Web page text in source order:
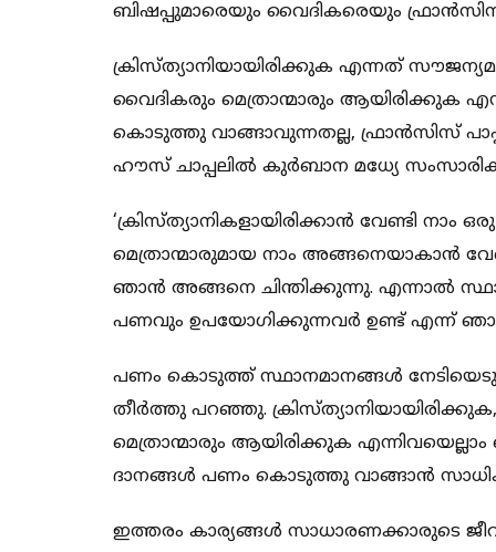
ബിഷപ്പുമാരെയും വൈദികരെയും ഫ്രാന്‍സിസ്
ക്രിസ്ത്യാനിയായിരിക്കുക എന്നത്
വൈദികരും മെത്രാന്മാരും ആയിരിക്കുക
കൊടുത്തു വാങ്ങാവുന്നതല്ല, ഫ്രാന്‍സിസ്
ഹൗസ് ചാപ്പലില്‍ കുര്‍ബാന മധ്യേ
‘ക്രിസ്ത്യാനികളായിരിക്കാന്‍ വേണ്ടി നാം
മെത്രാന്മാരുമായ നാം അങ്ങനെയാകാന്‍
ഞാന്‍ അങ്ങനെ ചിന്തിക്കുന്നു. എന്നാല്‍
പണവും ഉപയോഗിക്കുന്നവര്‍ ഉണ്ട് എന്ന് ഞാന്‍
പണം കൊടുത്ത് സ്ഥാനമാനങ്ങള്‍
തീര്‍ത്തു പറഞ്ഞു.
മെത്രാന്മാരും ആയിരിക്കുക
ദാനങ്ങള്‍ പണം കൊടുത്തു വാങ്ങാന്‍
ഇത്തരം കാര്യങ്ങള്‍ സാധാരണക്കാരുടെ